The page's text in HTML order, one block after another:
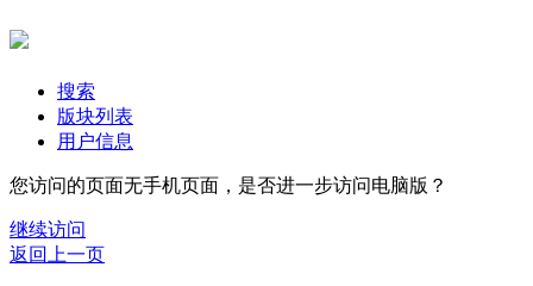
搜索
版块列表
用户信息
您访问的页面无手机页面，是否进一步访问电脑版？
继续访问
返回上一页